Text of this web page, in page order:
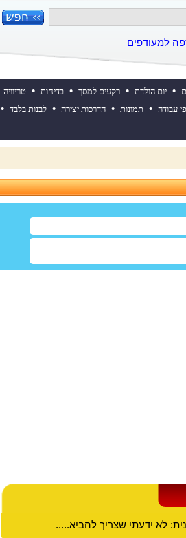
למעודפים
• יום הולדת • רקעים למסך • בדיחות • טריוויה
עבודה • תמונות • הדרכות יצירה • לבנות בלבד •
לחצו כאן
לא ידעתי שצריך להביא.....